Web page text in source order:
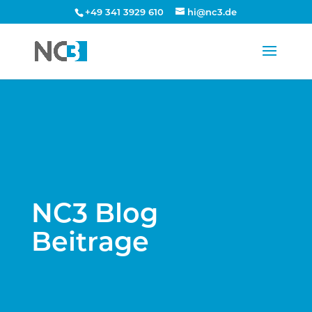
+49 341 3929 610 hi@nc3.de
NC3 Blog
Beitrage